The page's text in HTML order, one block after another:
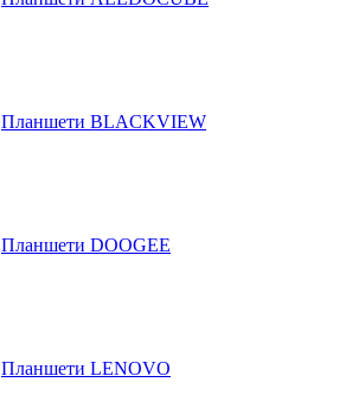
Планшети BLACKVIEW
Планшети DOOGEE
Планшети LENOVO